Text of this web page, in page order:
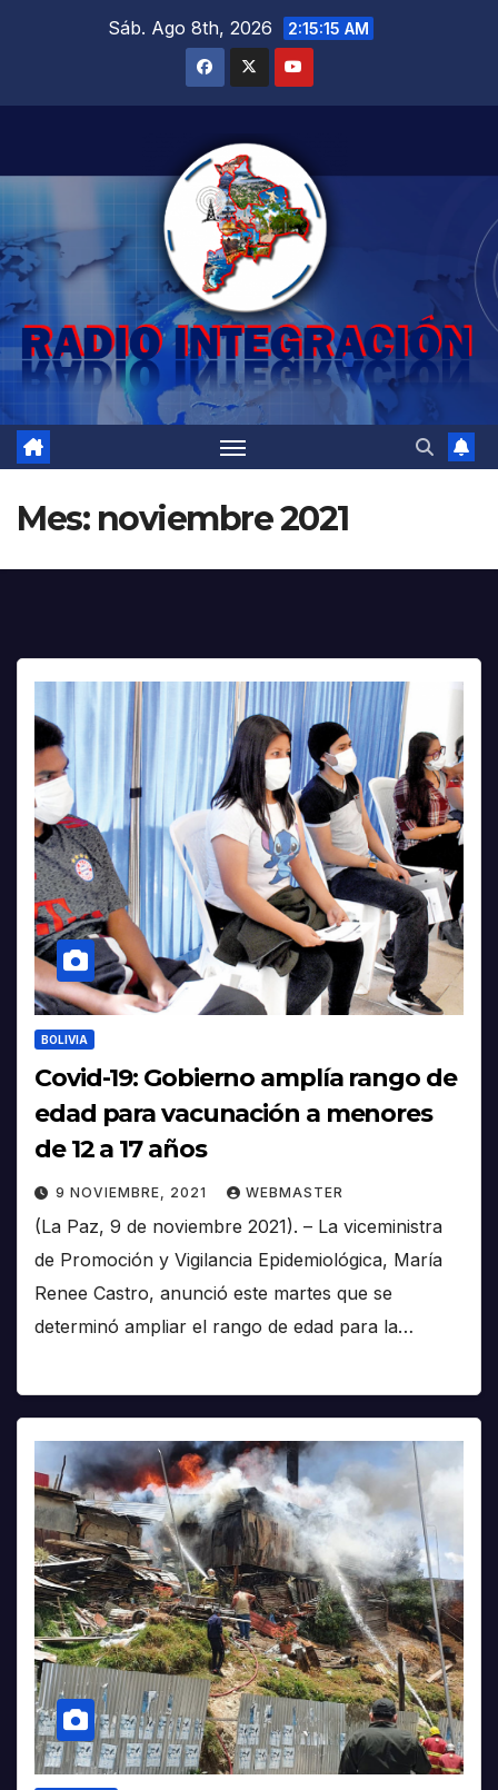
Sáb. Ago 8th, 2026 2:15:17 AM
Mes: noviembre 2021
BOLIVIA
Covid-19: Gobierno amplía rango de
edad para vacunación a menores
de 12 a 17 años
9 NOVIEMBRE, 2021 WEBMASTER
(La Paz, 9 de noviembre 2021). – La viceministra
de Promoción y Vigilancia Epidemiológica, María
Renee Castro, anunció este martes que se
determinó ampliar el rango de edad para la…